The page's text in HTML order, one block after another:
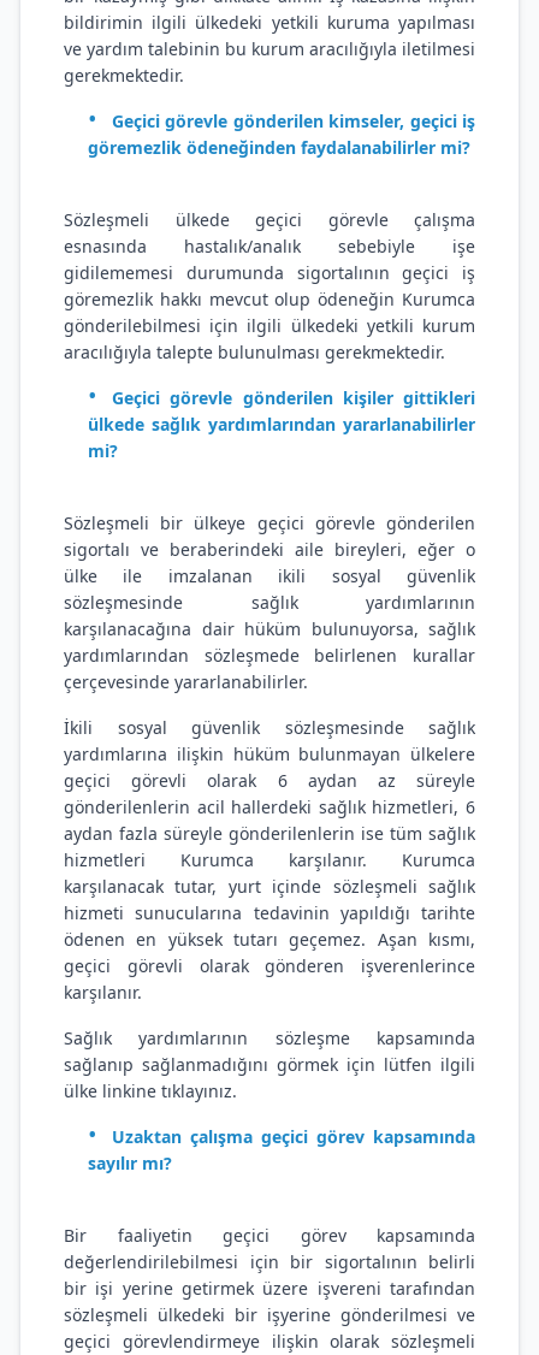
bildirimin ilgili ülkedeki yetkili kuruma yapılması
ve yardım talebinin bu kurum aracılığıyla iletilmesi
gerekmektedir.
Geçici görevle gönderilen kimseler, geçici iş
göremezlik ödeneğinden faydalanabilirler mi?
Sözleşmeli ülkede geçici görevle çalışma
esnasında hastalık/analık sebebiyle işe
gidilememesi durumunda sigortalının geçici iş
göremezlik hakkı mevcut olup ödeneğin Kurumca
gönderilebilmesi için ilgili ülkedeki yetkili kurum
aracılığıyla talepte bulunulması gerekmektedir.
Geçici görevle gönderilen kişiler gittikleri
ülkede sağlık yardımlarından yararlanabilirler
mi?
Sözleşmeli bir ülkeye geçici görevle gönderilen
sigortalı ve beraberindeki aile bireyleri, eğer o
ülke ile imzalanan ikili sosyal güvenlik
sözleşmesinde sağlık yardımlarının
karşılanacağına dair hüküm bulunuyorsa, sağlık
yardımlarından sözleşmede belirlenen kurallar
çerçevesinde yararlanabilirler.
İkili sosyal güvenlik sözleşmesinde sağlık
yardımlarına ilişkin hüküm bulunmayan ülkelere
geçici görevli olarak 6 aydan az süreyle
gönderilenlerin acil hallerdeki sağlık hizmetleri, 6
aydan fazla süreyle gönderilenlerin ise tüm sağlık
hizmetleri Kurumca karşılanır. Kurumca
karşılanacak tutar, yurt içinde sözleşmeli sağlık
hizmeti sunucularına tedavinin yapıldığı tarihte
ödenen en yüksek tutarı geçemez. Aşan kısmı,
geçici görevli olarak gönderen işverenlerince
karşılanır.
Sağlık yardımlarının sözleşme kapsamında
sağlanıp sağlanmadığını görmek için lütfen ilgili
ülke linkine tıklayınız.
Uzaktan çalışma geçici görev kapsamında
sayılır mı?
Bir faaliyetin geçici görev kapsamında
değerlendirilebilmesi için bir sigortalının belirli
bir işi yerine getirmek üzere işvereni tarafından
sözleşmeli ülkedeki bir işyerine gönderilmesi ve
geçici görevlendirmeye ilişkin olarak sözleşmeli